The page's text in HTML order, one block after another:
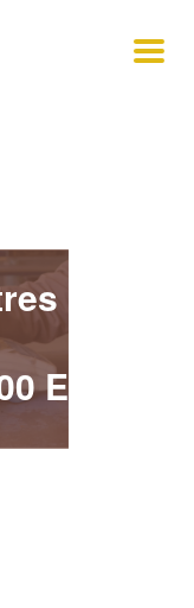
Ext.